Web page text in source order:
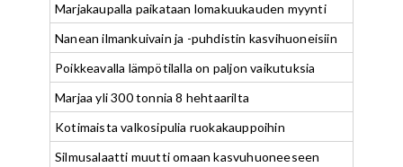
Marjakaupalla paikataan lomakuukauden myynti
Nanean ilmankuivain ja -puhdistin kasvihuoneisiin
Poikkeavalla lämpötilalla on paljon vaikutuksia
Marjaa yli 300 tonnia 8 hehtaarilta
Kotimaista valkosipulia ruokakauppoihin
Silmusalaatti muutti omaan kasvuhuoneeseen